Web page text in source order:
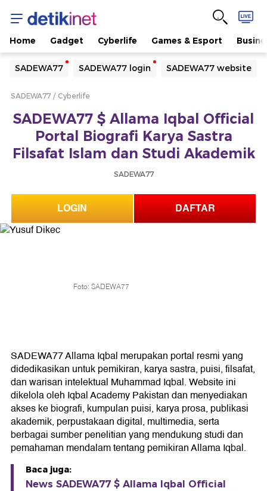
Home Gadget Cyberlife Games & Esport
SADEWA77 SADEWA77 login SADEWA77 website
Yang sedang ramai dicari
Loading...
Loading...
SADEWA77 Cyberlife
SADEWA77 $ Allama Iqbal Official
Portal Biografi Karya Sastra
Filsafat Islam dan Studi Akademik
SADEWA77
LOGIN DAFTAR
Foto: SADEWA77
SADEWA77 Allama Iqbal merupakan portal resmi yang
didedikasikan untuk pemikiran, karya sastra, puisi, filsafat,
dan warisan intelektual Muhammad Iqbal. Website ini
dikelola oleh Iqbal Academy Pakistan dan menyediakan
akses ke biografi, kumpulan puisi, karya prosa, publikasi
akademik, perpustakaan digital, multimedia, serta
berbagai sumber penelitian yang mendukung studi dan
pemahaman mendalam tentang pemikiran Allama Iqbal.
Baca juga:
News SADEWA77 $ Allama Iqbal Official